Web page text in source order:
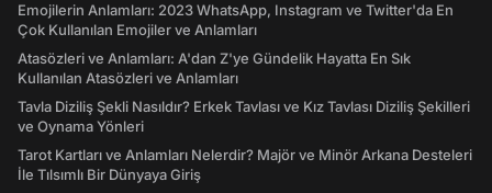
Emojilerin Anlamları: 2023 WhatsApp, Instagram ve Twitter'da En
Çok Kullanılan Emojiler ve Anlamları
Atasözleri ve Anlamları: A'dan Z'ye Gündelik Hayatta En Sık
Kullanılan Atasözleri ve Anlamları
Tavla Diziliş Şekli Nasıldır? Erkek Tavlası ve Kız Tavlası Diziliş Şekilleri
ve Oynama Yönleri
Tarot Kartları ve Anlamları Nelerdir? Majör ve Minör Arkana Desteleri
İle Tılsımlı Bir Dünyaya Giriş